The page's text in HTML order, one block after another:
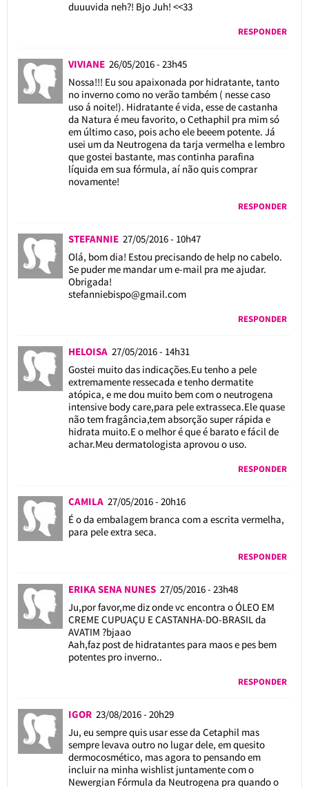
duuuvida neh?! Bjo Juh! <<33
RESPONDER
VIVIANE 26/05/2016 - 23h45
Nossa!!! Eu sou apaixonada por hidratante, tanto
no inverno como no verão também ( nesse caso
uso á noite!). Hidratante é vida, esse de castanha
da Natura é meu favorito, o Cethaphil pra mim só
em último caso, pois acho ele beeem potente. Já
usei um da Neutrogena da tarja vermelha e lembro
que gostei bastante, mas continha parafina
líquida em sua fórmula, aí não quis comprar
novamente!
RESPONDER
STEFANNIE 27/05/2016 - 10h47
Olá, bom dia! Estou precisando de help no cabelo.
Se puder me mandar um e-mail pra me ajudar.
Obrigada!
stefanniebispo@gmail.com
RESPONDER
HELOISA 27/05/2016 - 14h31
Gostei muito das indicações.Eu tenho a pele
extremamente ressecada e tenho dermatite
atópica, e me dou muito bem com o neutrogena
intensive body care,para pele extrasseca.Ele quase
não tem fragância,tem absorção super rápida e
hidrata muito.E o melhor é que é barato e fácil de
achar.Meu dermatologista aprovou o uso.
RESPONDER
CAMILA 27/05/2016 - 20h16
É o da embalagem branca com a escrita vermelha,
para pele extra seca.
RESPONDER
ERIKA SENA NUNES 27/05/2016 - 23h48
Ju,por favor,me diz onde vc encontra o ÓLEO EM
CREME CUPUAÇU E CASTANHA-DO-BRASIL da
AVATIM ?bjaao
Aah,faz post de hidratantes para maos e pes bem
potentes pro inverno..
RESPONDER
IGOR 23/08/2016 - 20h29
Ju, eu sempre quis usar esse da Cetaphil mas
sempre levava outro no lugar dele, em quesito
dermocosmético, mas agora to pensando em
incluir na minha wishlist juntamente com o
Newergian Fórmula da Neutrogena pra quando o